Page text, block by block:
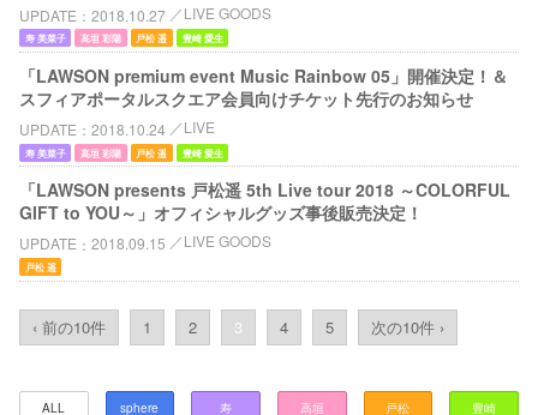
UPDATE 2018.10.27 LIVE GOODS
寿 美菜子 高垣 彩陽 戸松 遥 豊崎 愛生
「LAWSON premium event Music Rainbow 05」開催決定！＆
スフィアポータルスクエア会員向けチケット先行のお知らせ
UPDATE 2018.10.24 LIVE
寿 美菜子 高垣 彩陽 戸松 遥 豊崎 愛生
「LAWSON presents 戸松遥 5th Live tour 2018 ～COLORFUL
GIFT to YOU～」オフィシャルグッズ事後販売決定！
UPDATE 2018.09.15 LIVE GOODS
戸松 遥
‹ 前の10件 1 2 3 4 5 次の10件 ›
ALL sphere 寿 高垣 戸松 豊崎